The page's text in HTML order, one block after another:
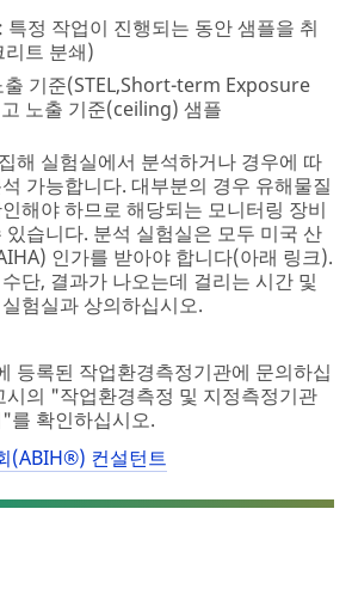
특정 작업이 진행되는 동안 샘플을 취
트 분쇄)
출 기준(STEL,Short-term Exposure
노출 기준(ceiling) 샘플
해 실험실에서 분석하거나 경우에 따
가능합니다. 대부분의 경우 유해물질
해야 하므로 해당되는 모니터링 장비
습니다. 분석 실험실은 모두 미국 산
인가를 받아야 합니다(아래 링크).
단, 결과가 나오는데 걸리는 시간 및
험실과 상의하십시오.
등록된 작업환경측정기관에 문의하십
시의 "작업환경측정 및 지정측정기관
를 확인하십시오.
(ABIH®) 컨설턴트